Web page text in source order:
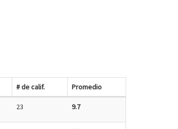
# de calif. Promedio
23 9.7